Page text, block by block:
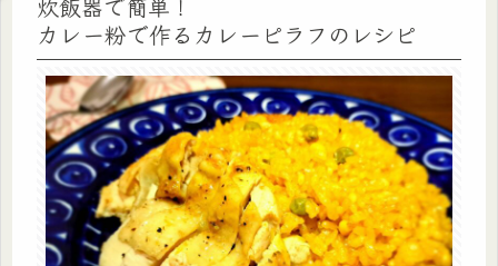
カレー粉で作るカレーピラフのレシピ